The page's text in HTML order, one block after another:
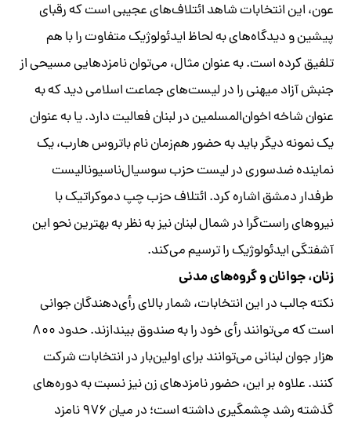
عون، این انتخابات شاهد ائتلاف‌های عجیبی است که رقبای
پیشین و دیدگاه‌های به لحاظ ایدئولوژیک متفاوت را با هم
تلفیق کرده است. به عنوان مثال، می‌توان نامزدهایی مسیحی از
جنبش آزاد میهنی را در لیست‌های جماعت اسلامی دید که به
عنوان شاخه اخوان‌المسلمین در لبنان فعالیت دارد. یا به عنوان
یک نمونه دیگر باید به حضور هم‌زمان نام باتروس هارب، یک
نماینده ضدسوری در لیست حزب سوسیال‌ناسیونالیست
طرفدار دمشق اشاره کرد. ائتلاف حزب چپ دموکراتیک با
نیروهای راست‌گرا در شمال لبنان نیز به نظر به بهترین نحو این
آشفتگی ایدئولوژیک را ترسیم می‌کند.
زنان، جوانان و گروه‌های مدنی
نکته جالب در این انتخابات، شمار بالای رأی‌دهندگان جوانی
است که می‌توانند رأی خود را به صندوق بیندازند. حدود ۸۰۰
هزار جوان لبنانی می‌توانند برای اولین‌بار در انتخابات شرکت
کنند. علاوه بر این، حضور نامزدهای زن نیز نسبت به دور‌ه‌های
گذشته رشد چشمگیری داشته است؛ در میان ۹۷۶ نامزد